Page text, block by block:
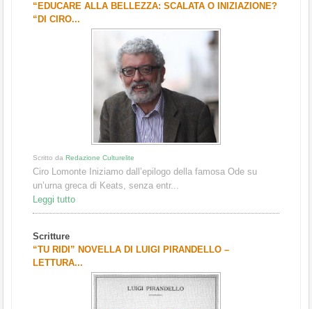
“EDUCARE ALLA BELLEZZA: SCALATA O INIZIAZIONE?
“DI CIRO...
Scritto da Redazione Culturelite
Ciro Lomonte Iniziamo dall’epilogo della famosa Ode su
un’urna greca di Keats, senza entr...
Leggi tutto
Scritture
“TU RIDI” NOVELLA DI LUIGI PIRANDELLO –
LETTURA...